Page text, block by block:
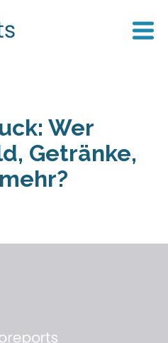
Wer
Getränke,